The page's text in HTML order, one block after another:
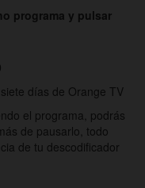
programa y pulsar
el programa, podrás
de pausarlo, todo
de tu descodificador